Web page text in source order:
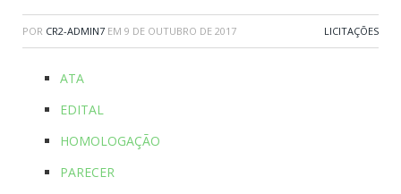
POR CR2-ADMIN7 EM 9 DE OUTUBRO DE 2017 LICITAÇÕES
ATA
EDITAL
HOMOLOGAÇÃO
PARECER